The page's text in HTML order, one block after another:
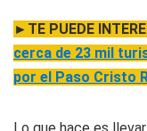
►TE PUEDE
cerca de 23 mil
por el Paso Cristo